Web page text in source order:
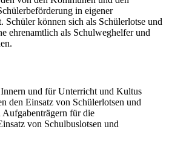
in eigener
Schüler können sich als Schülerlotse und
ehrenamtlich als Schulweghelfer und
und für Unterricht und Kultus
den Einsatz von Schülerlotsen und
für die
von Schulbuslotsen und